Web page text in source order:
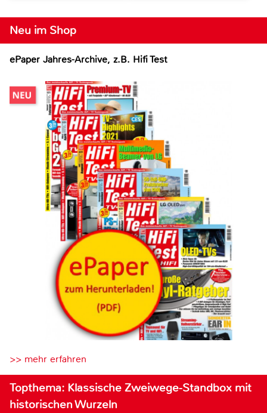
Neu im Shop
ePaper Jahres-Archive, z.B. Hifi Test
>> mehr erfahren
Topthema: Klassische Zweiwege-Standbox mit
historischen Wurzeln